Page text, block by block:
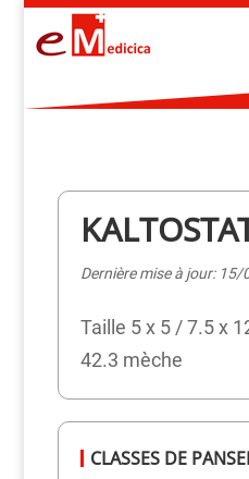
Dernière mise à jour:
Taille 5 x 5 / 7.5 x
42.3 mèche
CLASSES DE